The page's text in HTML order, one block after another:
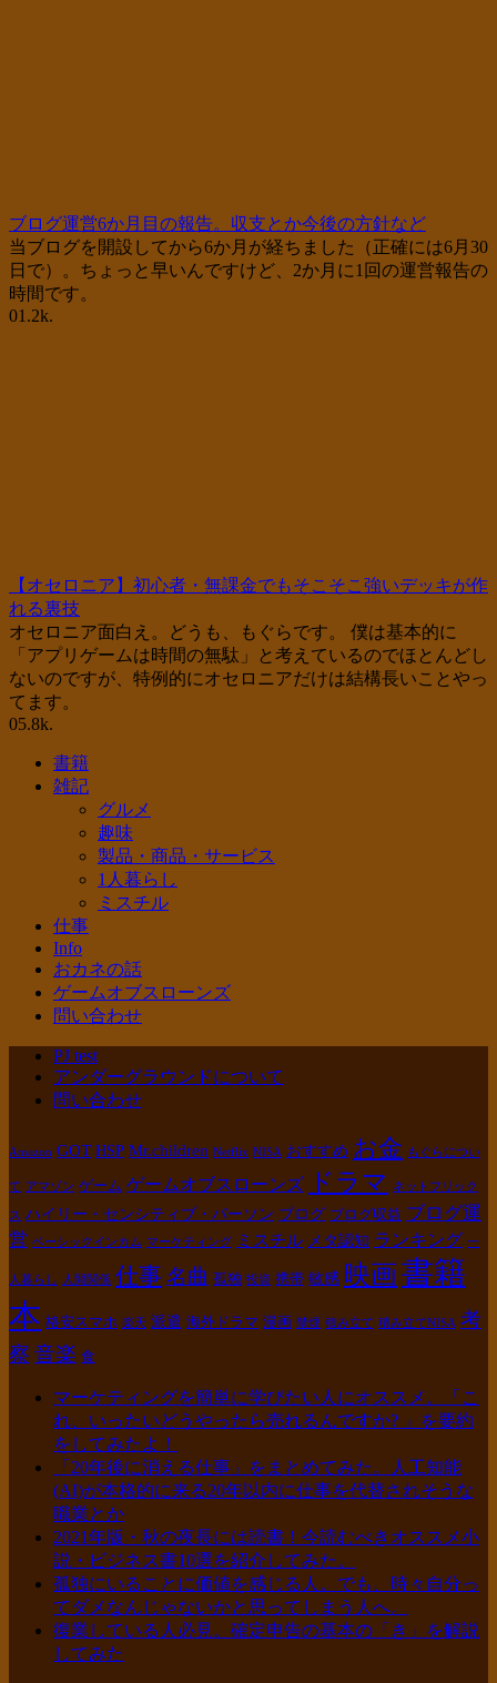
ブログ運営6か月目の報告。収支とか今後の方針など
当ブログを開設してから6か月が経ちました（正確には6月30
日で）。ちょっと早いんですけど、2か月に1回の運営報告の
時間です。
01.2k.
【オセロニア】初心者・無課金でもそこそこ強いデッキが作
れる裏技
オセロニア面白え。どうも、もぐらです。 僕は基本的に
「アプリゲームは時間の無駄」と考えているのでほとんどし
ないのですが、特例的にオセロニアだけは結構長いことやっ
てます。
05.8k.
書籍
雑記
グルメ
趣味
製品・商品・サービス
1人暮らし
ミスチル
仕事
Info
おカネの話
ゲームオブスローンズ
問い合わせ
PJ test
アンダーグラウンドについて
問い合わせ
Amazon GOT HSP Mr.children Netflix NISA おすすめ お金 もぐらについ
て アマゾン ゲーム ゲームオブスローンズ ドラマ ネットフリック
ス ハイリー・センシティブ・パーソン ブログ ブログ収益 ブログ運
営 ベーシックインカム マーケティング ミスチル メタ認知 ランキング 一
人暮らし 人間関係 仕事 名曲 孤独 投資 携帯 敏感 映画書籍
本 格安スマホ 楽天 派遣 海外ドラマ 漫画 禁煙 積み立て 積み立てNISA 考
察 音楽 食
マーケティングを簡単に学びたい人にオススメ。「こ
れ、いったいどうやったら売れるんですか? 」を要約
をしてみたよ！
「20年後に消える仕事」をまとめてみた。人工知能
(AI)が本格的に来る20年以内に仕事を代替されそうな
職業とか
2021年版・秋の夜長には読書！今読むべきオススメ小
説・ビジネス書10選を紹介してみた。
孤独にいることに価値を感じる人。でも、時々自分っ
てダメなんじゃないかと思ってしまう人へ。
復業している人必見。確定申告の基本の「き」を解説
してみた